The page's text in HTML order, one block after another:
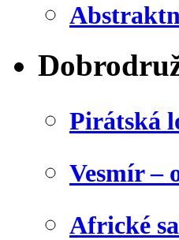
Pirátská
Vesmír –
Africké